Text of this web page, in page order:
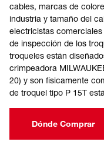
cables, marcas de
industria y tamaño del
electricistas
de inspección de los
troqueles están
crimpeadora
20) y son físicamente
de troquel tipo P 15T
Dónde Comprar